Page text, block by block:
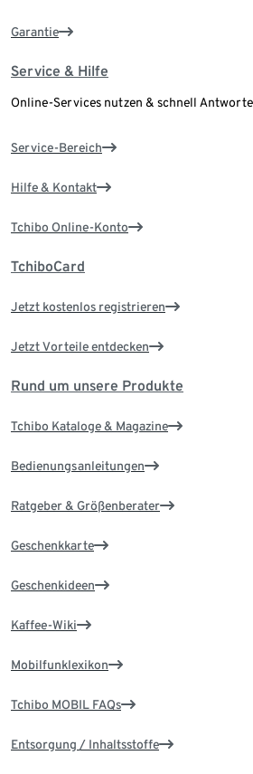
Garantie
Service & Hilfe
Online-Services nutzen & schnell
Service-Bereich
Hilfe & Kontakt
Tchibo Online-Konto
TchiboCard
Jetzt kostenlos registrieren
Jetzt Vorteile entdecken
Rund um unsere Produkte
Tchibo Kataloge & Magazine
Bedienungsanleitungen
Ratgeber & Größenberater
Geschenkkarte
Geschenkideen
Kaffee-Wiki
Mobilfunklexikon
Tchibo MOBIL FAQs
Entsorgung / Inhaltsstoffe